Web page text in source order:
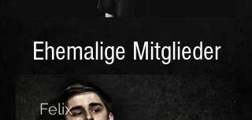
Ehemalige Mitglieder
Felix